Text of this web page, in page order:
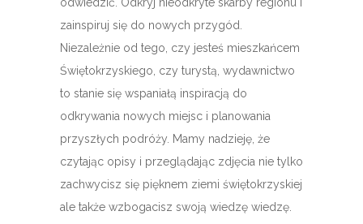
zainspiruj się do nowych przygód.
Niezależnie od tego, czy jesteś mieszkańcem
Świętokrzyskiego, czy turystą, wydawnictwo
to stanie się wspaniałą inspiracją do
odkrywania nowych miejsc i planowania
przyszłych podróży. Mamy nadzieję, że
czytając opisy i przeglądając zdjęcia nie tylko
zachwycisz się pięknem ziemi świętokrzyskiej
ale także wzbogacisz swoją wiedzę wiedzę.